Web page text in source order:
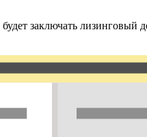
заключать лизинговый